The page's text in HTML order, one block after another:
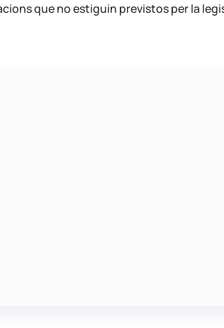
que no estiguin previstos per la